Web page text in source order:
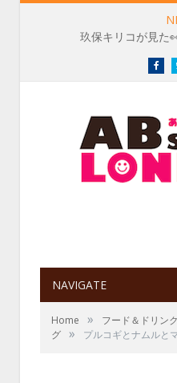
玖保キリコが見た
NAVIGATE
Home » フード＆ドリンク
グ » プルコギとナムルと